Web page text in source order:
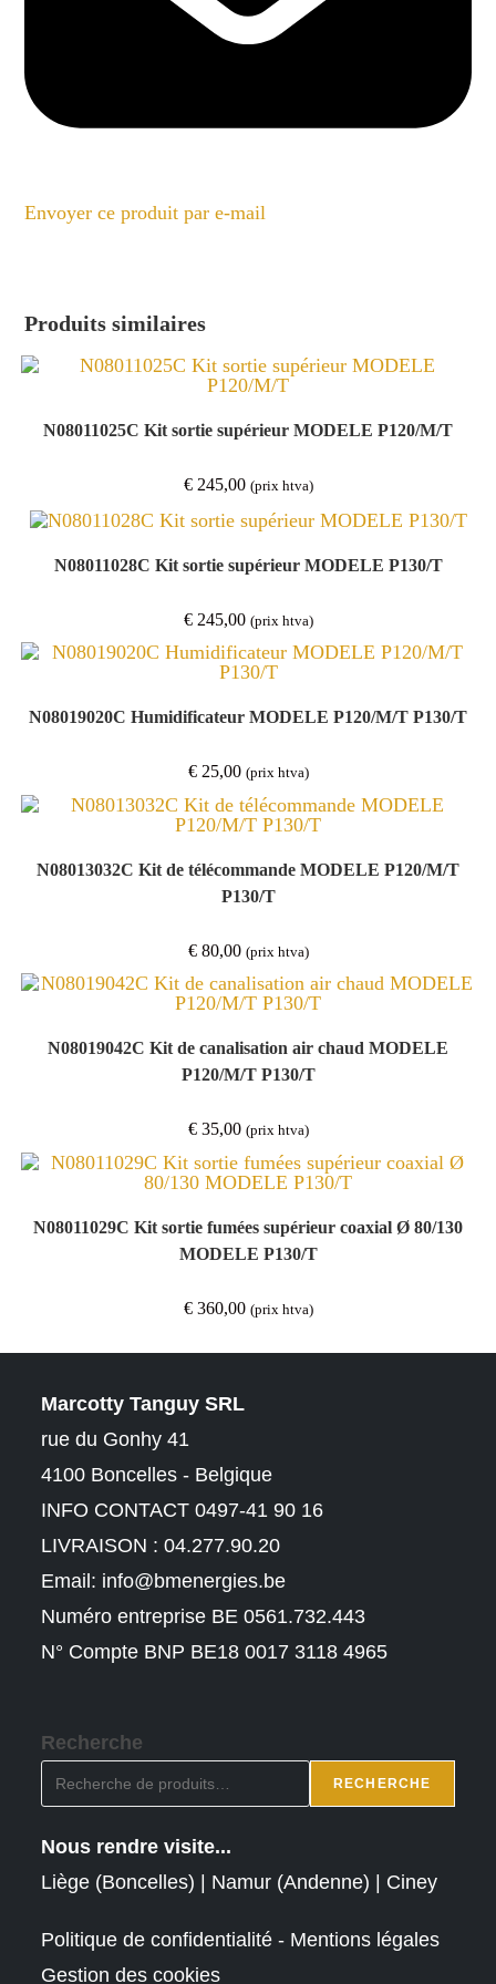
Envoyer ce produit par e-mail
Produits similaires
N08011025C Kit sortie supérieur MODELE P120/M/T
€245,00 (prix htva)
N08011028C Kit sortie supérieur MODELE P130/T
€245,00 (prix htva)
N08019020C Humidificateur MODELE P120/M/T P130/T
€25,00 (prix htva)
N08013032C Kit de télécommande MODELE P120/M/T
P130/T
€80,00 (prix htva)
N08019042C Kit de canalisation air chaud MODELE
P120/M/T P130/T
€35,00 (prix htva)
N08011029C Kit sortie fumées supérieur coaxial Ø 80/130
MODELE P130/T
€360,00 (prix htva)
Marcotty Tanguy SRL
rue du Gonhy 41
4100 Boncelles - Belgique
INFO CONTACT 0497-41 90 16
LIVRAISON : 04.277.90.20
Email: info@bmenergies.be
Numéro entreprise BE 0561.732.443
N° Compte BNP BE18 0017 3118 4965
Recherche
RECHERCHE
Nous rendre visite...
Liège (Boncelles) | Namur (Andenne) | Ciney
Politique de confidentialité - Mentions légales
Gestion des cookies